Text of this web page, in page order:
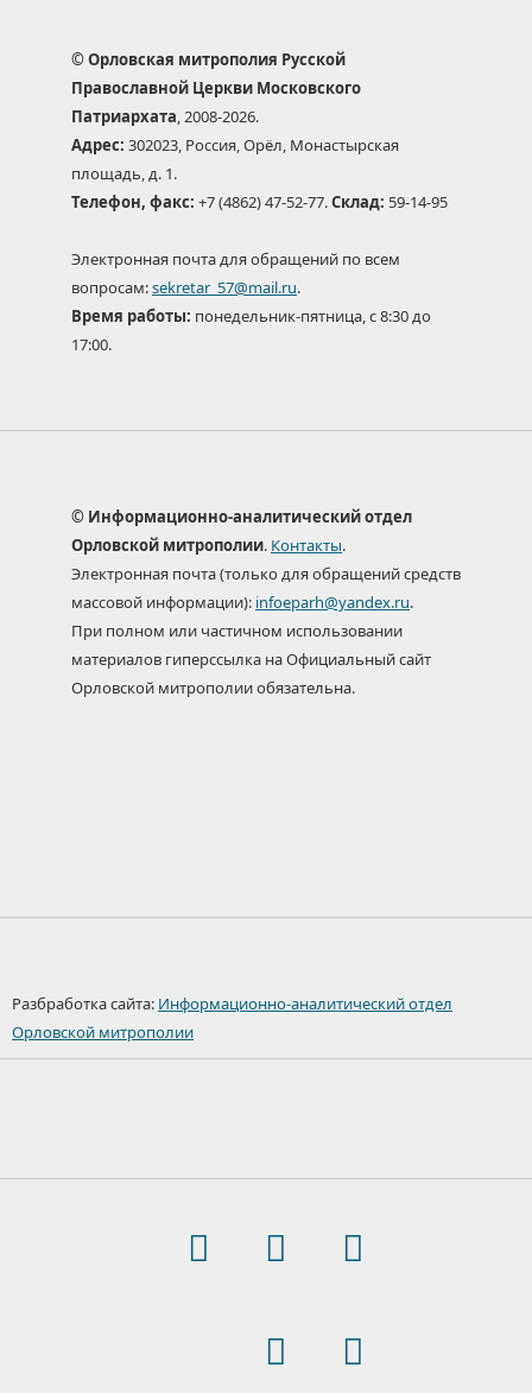
© Орловская митрополия Русской
Православной Церкви Московского
Патриархата, 2008-2026.
Адрес: 302023, Россия, Орёл, Монастырская
площадь, д. 1.
Телефон, факс: +7 (4862) 47-52-77.Склад: 59-14-95
Электронная почта для обращений по всем
вопросам:sekretar_57@mail.ru.
Время работы: понедельник-пятница, с 8:30 до
17:00.
© Информационно-аналитический отдел
Орловской митрополии. Контакты.
Электронная почта (только для обращений средств
массовой информации): infoeparh@yandex.ru.
При полном или частичном использовании
материалов гиперссылка на Официальный сайт
Орловской митрополии обязательна.
Разбработка сайта: Информационно-аналитический отдел
Орловской митрополии